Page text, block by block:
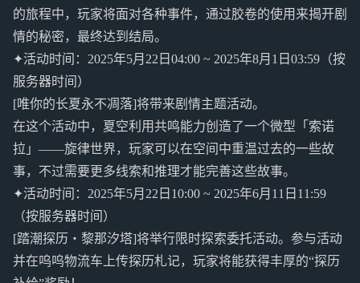
的旅程中，玩家将面对各种事件，通过胶卷的使用来揭开剧
情的秘密，最终达到结局。
✦活动时间：2025年5月22日04:00 ~ 2025年8月1日03:59（按
服务器时间）
[唯你的长夏永不凋落]将带来剧情主题活动。
在这个活动中，夏空利用共鸣能力创造了一个微型「索诺
拉」——旋律世界，玩家可以在空间中重温过去的一些故
事，不过需要更多线索和推理才能完善这些故事。
✦活动时间：2025年5月22日10:00 ~ 2025年6月11日11:59
（按服务器时间）
[踏潮探历・黎那汐塔]将举行限时探索委托活动。参与活动
并在呜呜物流车上传探历札记，玩家将能获得丰厚的“探历